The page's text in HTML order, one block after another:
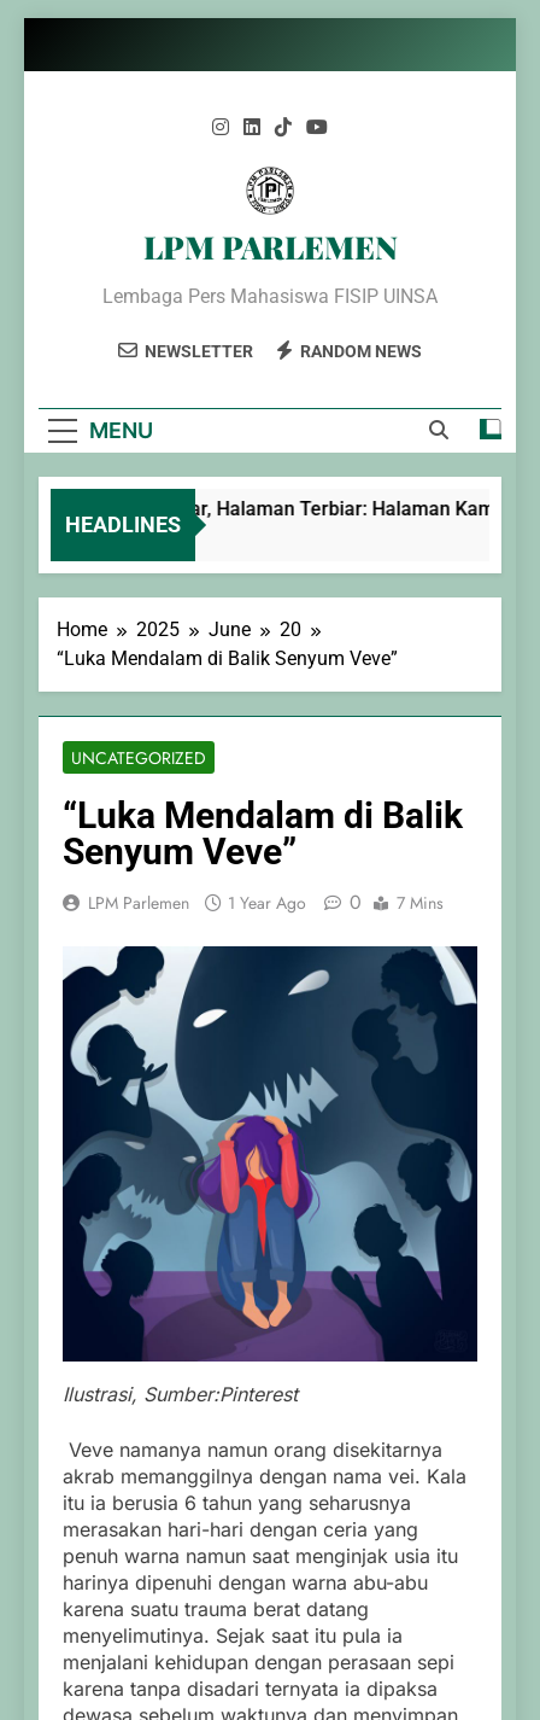
LPM PARLEMEN
Lembaga Pers Mahasiswa FISIP UINSA
NEWSLETTER RANDOM NEWS
MENU
HEADLINES
Rumput Liar, Halaman Terbiar: Halaman Kampus
1 Year Ago
Home 2025 June
20
“Luka Mendalam di Balik Senyum Veve”
UNCATEGORIZED
“Luka Mendalam di Balik
Senyum Veve”
LPM Parlemen 1 Year Ago 0 7 Mins
Ilustrasi, Sumber:Pinterest
Veve namanya namun orang disekitarnya
akrab memanggilnya dengan nama vei. Kala
itu ia berusia 6 tahun yang seharusnya
merasakan hari-hari dengan ceria yang
penuh warna namun saat menginjak usia itu
harinya dipenuhi dengan warna abu-abu
karena suatu trauma berat datang
menyelimutinya. Sejak saat itu pula ia
menjalani kehidupan dengan perasaan sepi
karena tanpa disadari ternyata ia dipaksa
dewasa sebelum waktunya dan menyimpan